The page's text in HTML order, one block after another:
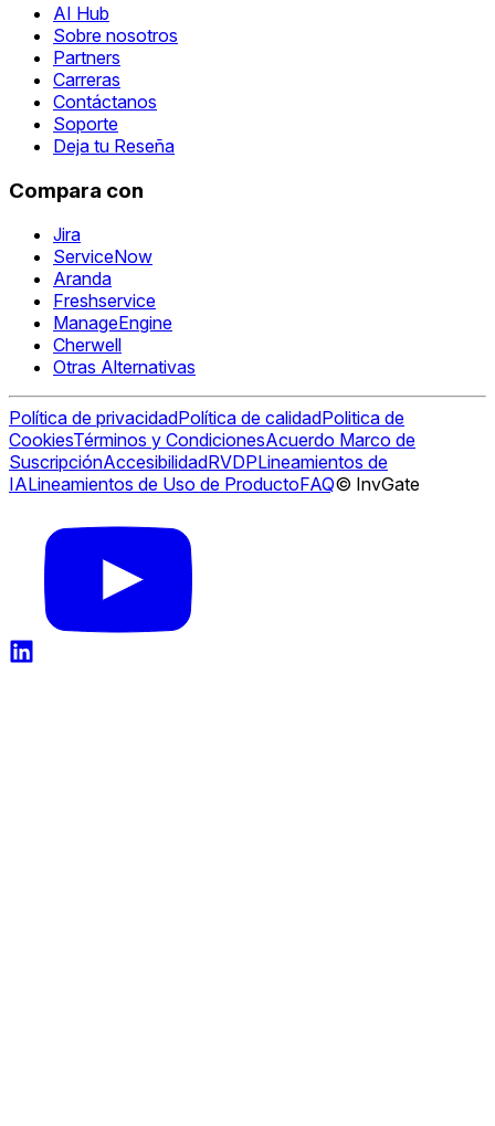
AI Hub
Sobre nosotros
Partners
Carreras
Contáctanos
Soporte
Deja tu Reseña
Compara con
Jira
ServiceNow
Aranda
Freshservice
ManageEngine
Cherwell
Otras Alternativas
Política de privacidadPolítica de calidadPolitica de
CookiesTérminos y CondicionesAcuerdo Marco de
SuscripciónAccesibilidadRVDPLineamientos de
IALineamientos de Uso de ProductoFAQ© InvGate